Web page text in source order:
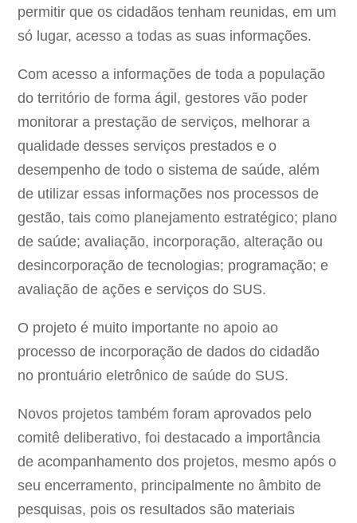
permitir que os cidadãos tenham reunidas, em um
só lugar, acesso a todas as suas informações.
Com acesso a informações de toda a população
do território de forma ágil, gestores vão poder
monitorar a prestação de serviços, melhorar a
qualidade desses serviços prestados e o
desempenho de todo o sistema de saúde, além
de utilizar essas informações nos processos de
gestão, tais como planejamento estratégico; plano
de saúde; avaliação, incorporação, alteração ou
desincorporação de tecnologias; programação; e
avaliação de ações e serviços do SUS.
O projeto é muito importante no apoio ao
processo de incorporação de dados do cidadão
no prontuário eletrônico de saúde do SUS.
Novos projetos também foram aprovados pelo
comitê deliberativo, foi destacado a importância
de acompanhamento dos projetos, mesmo após o
seu encerramento, principalmente no âmbito de
pesquisas, pois os resultados são materiais